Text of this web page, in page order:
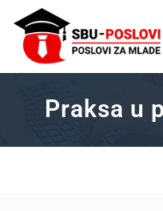
Praksa u